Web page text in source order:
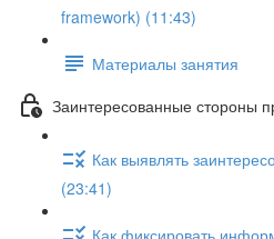
framework) (11:43)
Материалы занятия
Заинтересованные стороны
Как выявлять
(23:41)
Как фиксировать